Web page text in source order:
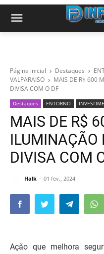
Página inicial Destaques
VALPARAISO
MAIS DE R$ 600
DIVISA COM O DF
Destaques ENTORNO
MAIS DE R$
ILUMINAÇÃO
DIVISA COM
Halk 01 fev., 2024
Ação que melhora